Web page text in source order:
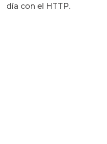
día con el HTTP.